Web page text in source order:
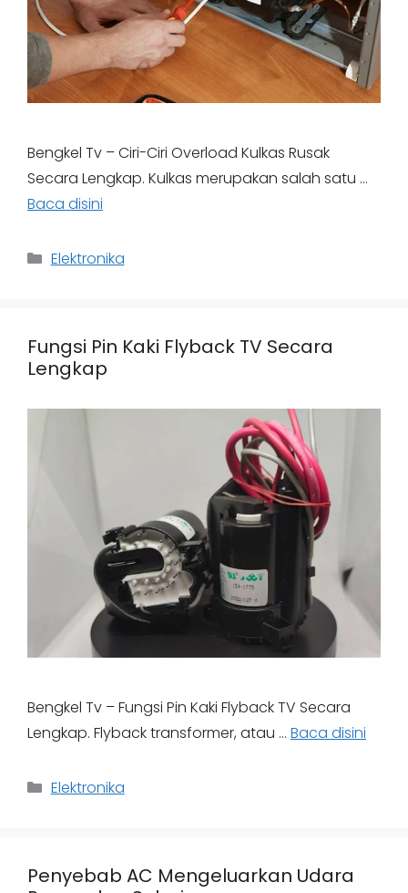
Bengkel Tv – Ciri-Ciri Overload Kulkas Rusak
Secara Lengkap. Kulkas merupakan salah satu …
Baca disini
Categories
Elektronika
Fungsi Pin Kaki Flyback TV Secara
Lengkap
Bengkel Tv – Fungsi Pin Kaki Flyback TV Secara
Lengkap. Flyback transformer, atau … Baca disini
Categories
Elektronika
Penyebab AC Mengeluarkan Udara